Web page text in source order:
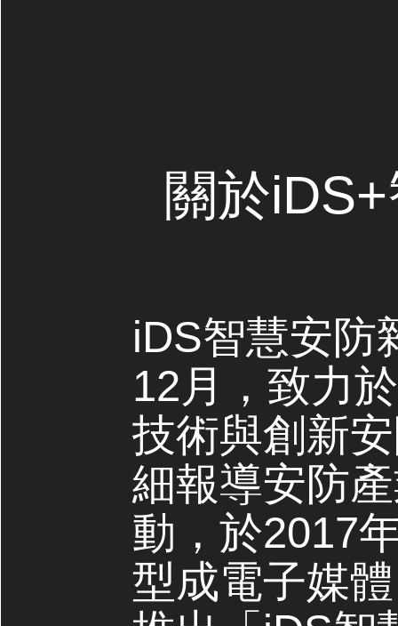
關於
iDS智慧安防
12月，致力
技術與創新
細報導安防
動，於2017
型成電子媒